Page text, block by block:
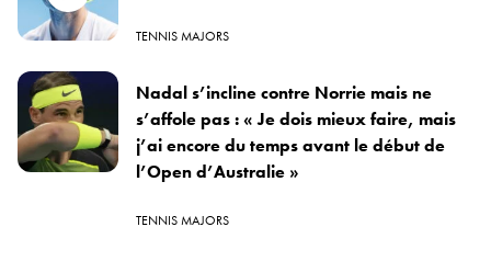
TENNIS MAJORS
Nadal s’incline contre Norrie mais ne
s’affole pas : « Je dois mieux faire, mais
j’ai encore du temps avant le début de
l’Open d’Australie »
TENNIS MAJORS